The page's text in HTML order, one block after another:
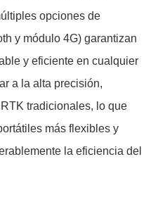
opciones de
y módulo 4G) garantizan
y eficiente en cualquier
a la alta precisión,
tradicionales, lo que
más flexibles y
la eficiencia del